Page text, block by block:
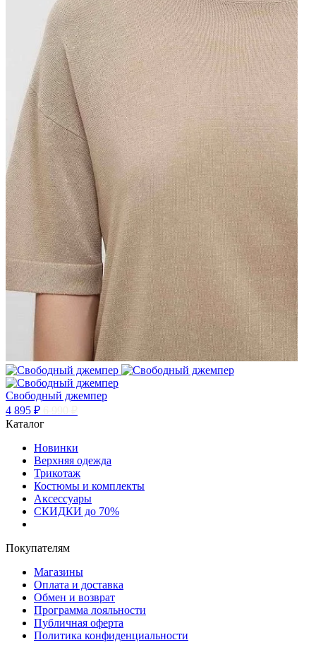
Свободный джемпер
4 895 ₽
Каталог
Новинки
Верхняя одежда
Трикотаж
Костюмы и комплекты
Аксессуары
СКИДКИ до 70%
Покупателям
Магазины
Оплата и доставка
Обмен и возврат
Программа лояльности
Публичная оферта
Политика конфиденциальности